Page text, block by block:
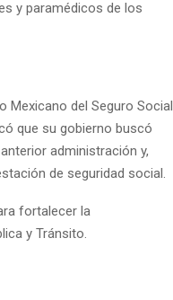
y paramédicos de los
Mexicano del Seguro Social
que su gobierno buscó
administración y,
de seguridad social.
fortalecer la
y Tránsito.